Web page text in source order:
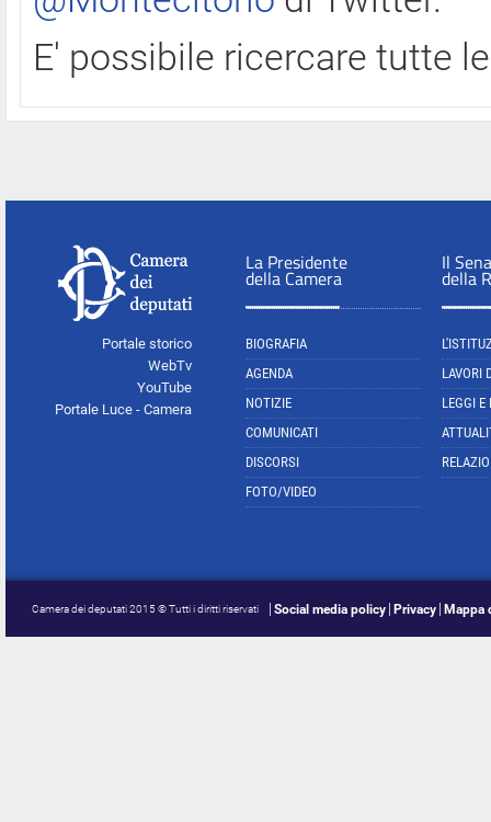
E' possibile ricercare tutte
Portale storico
WebTv
YouTube
Portale Luce - Camera
La Presidente
della Camera
BIOGRAFIA
AGENDA
NOTIZIE
COMUNICATI
DISCORSI
FOTO/VIDEO
Il
della
LAVORI
LEGGI E
Camera dei deputati 2015 © Tutti i diritti riservati Social media policy Privacy Mappa